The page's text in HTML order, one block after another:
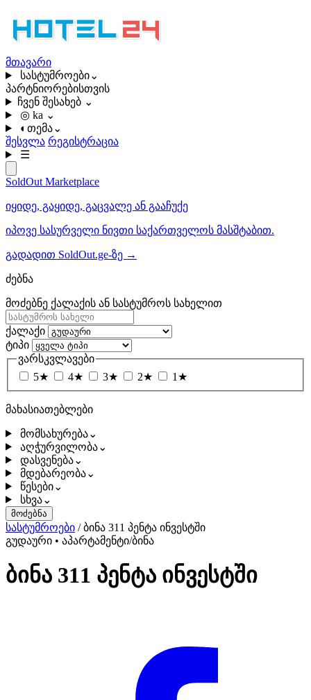
მთავარი
სასტუმროები⌄
პარტნიორებისთვის
ჩვენ შესახებ ⌄
◎ ka ⌄
◐ თემა⌄
შესვლა რეგისტრაცია
☰
SoldOut Marketplace
იყიდე, გაყიდე, გაცვალე ან გააჩუქე
იპოვე სასურველი ნივთი საქართველოს მასშტაბით.
გადადით SoldOut.ge-ზე →
ძებნა
მოძებნე ქალაქის ან სასტუმროს სახელით
ქალაქი
ტიპი
ვარსკვლავები
5★
4★ 3★ 2★ 1★
მახასიათებლები
მომსახურება⌄
აღჭურვილობა⌄
დასვენება⌄
მდებარეობა⌄
წესები⌄
სხვა⌄
მოძებნა
სასტუმროები / ბინა 311 პენტა ინვესტში
გუდაური • აპარტამენტი/ბინა
ბინა 311 პენტა ინვესტში